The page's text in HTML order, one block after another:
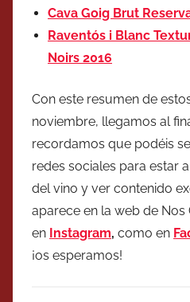
Cava Goig Brut
Raventós i Blanc
Noirs 2016
Con este resumen de
noviembre, llegamos al
recordamos que podéis
redes sociales para estar
del vino y ver contenido
aparece en la web de Nos
en Instagram, como en
¡os esperamos!